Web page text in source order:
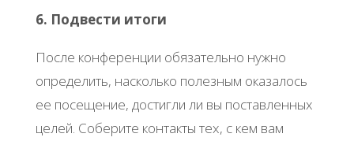
6. Подвести итоги
После конференции обязательно нужно
определить, насколько полезным оказалось
ее посещение, достигли ли вы поставленных
целей. Соберите контакты тех, с кем вам